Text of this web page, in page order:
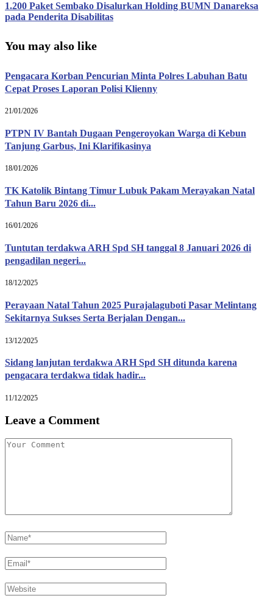
1.200 Paket Sembako Disalurkan Holding BUMN Danareksa
pada Penderita Disabilitas
You may also like
Pengacara Korban Pencurian Minta Polres Labuhan Batu
Cepat Proses Laporan Polisi Klienny
21/01/2026
PTPN IV Bantah Dugaan Pengeroyokan Warga di Kebun
Tanjung Garbus, Ini Klarifikasinya
18/01/2026
TK Katolik Bintang Timur Lubuk Pakam Merayakan Natal
Tahun Baru 2026 di...
16/01/2026
Tuntutan terdakwa ARH Spd SH tanggal 8 Januari 2026 di
pengadilan negeri...
18/12/2025
Perayaan Natal Tahun 2025 Purajalaguboti Pasar Melintang
Sekitarnya Sukses Serta Berjalan Dengan...
13/12/2025
Sidang lanjutan terdakwa ARH Spd SH ditunda karena
pengacara terdakwa tidak hadir...
11/12/2025
Leave a Comment